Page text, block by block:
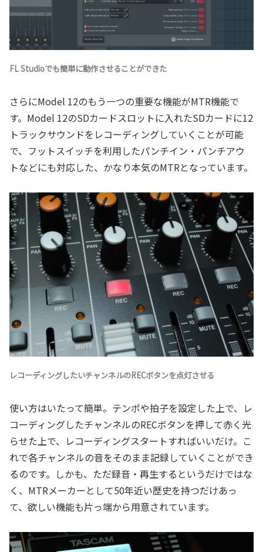
FL Studioでも簡単に動作させることができた
さらにModel 12のもう一つの重要な機能がMTR機能で
す。Model 12のSDカードスロットに入れたSDカードに12
トラックサウンドをレコーディングしていくことが可能
で、フットスイッチを利用したパンチイン・パンチアウ
トなどにも対応した、かなり本気のMTRとなっています。
レコーディングしたいチャンネルのRECボタンを点灯させる
使い方はいたって簡単。テンポや拍子を設定した上で、レ
コーディングしたチャンネルのRECボタンを押して赤く光
らせた上で、レコーディングスタートすればいいだけ。こ
れで各チャンネルの音をそのまま記録していくことができ
るのです。しかも、ただ録音・再生するというだけではな
く、MTRメーカーとして50年近い歴史を持つだけあっ
て、欲しい機能も片っ端から用意されています。